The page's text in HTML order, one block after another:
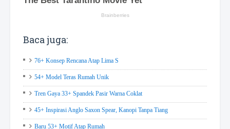
Baca juga:
76+ Konsep Rencana Atap Lima S
54+ Model Teras Rumah Unik
Tren Gaya 33+ Spandek Pasir Warna Coklat
45+ Inspirasi Anglo Saxon Spear, Kanopi Tanpa Tiang
Baru 53+ Motif Atap Rumah